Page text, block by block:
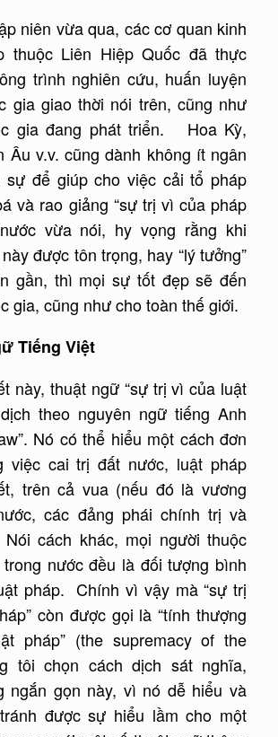
niên vừa qua, các cơ quan kinh
thuộc Liên Hiệp Quốc đã thực
trình nghiên cứu, huấn luyện
gia giao thời nói trên, cũng như
gia đang phát triển. Hoa Kỳ,
Âu v.v. cũng dành không ít ngân
sự để giúp cho việc cải tổ pháp
và rao giảng “sự trị vì của pháp
vừa nói, hy vọng rằng khi
được tôn trọng, hay “lý tưởng”
gần, thì mọi sự tốt đẹp sẽ đến
gia, cũng như cho toàn thế giới.
Tiếng Việt
này, thuật ngữ “sự trị vì của luật
theo nguyên ngữ tiếng Anh
Nó có thể hiểu một cách đơn
việc cai trị đất nước, luật pháp
trên cả vua (nếu đó là vương
các đảng phái chính trị và
cách khác, mọi người thuộc
nước đều là đối tượng bình
pháp. Chính vì vậy mà “sự trị
còn được gọi là “tính thượng
pháp” (the supremacy of the
tôi chọn cách dịch sát nghĩa,
ngắn gọn này, vì nó dễ hiểu và
được sự hiểu lầm cho một